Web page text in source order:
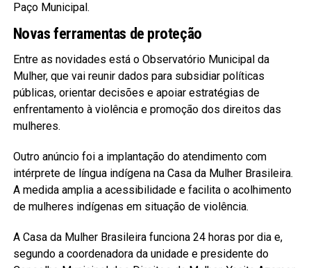
Paço Municipal.
Novas ferramentas de proteção
Entre as novidades está o Observatório Municipal da
Mulher, que vai reunir dados para subsidiar políticas
públicas, orientar decisões e apoiar estratégias de
enfrentamento à violência e promoção dos direitos das
mulheres.
Outro anúncio foi a implantação do atendimento com
intérprete de língua indígena na Casa da Mulher Brasileira.
A medida amplia a acessibilidade e facilita o acolhimento
de mulheres indígenas em situação de violência.
A Casa da Mulher Brasileira funciona 24 horas por dia e,
segundo a coordenadora da unidade e presidente do